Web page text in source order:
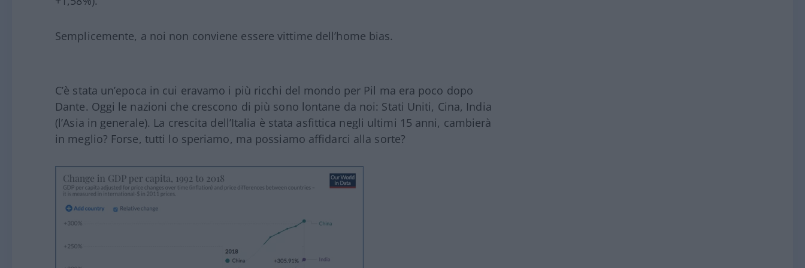
Semplicemente, a noi non conviene essere vittime dell’home bias.
C’è stata un’epoca in cui eravamo i più ricchi del mondo per Pil ma era poco dopo
Dante. Oggi le nazioni che crescono di più sono lontane da noi: Stati Uniti, Cina, India
(l’Asia in generale). La crescita dell’Italia è stata asfittica negli ultimi 15 anni, cambierà
in meglio? Forse, tutti lo speriamo, ma possiamo affidarci alla sorte?